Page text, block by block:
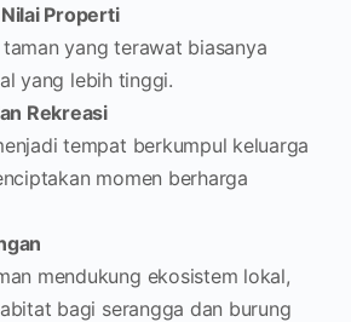
Properti
taman yang terawat biasanya
yang lebih tinggi.
Rekreasi
tempat berkumpul keluarga
momen berharga
mendukung ekosistem lokal,
bagi serangga dan burung